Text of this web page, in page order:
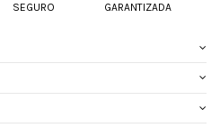
SEGURO
GARANTIZADA